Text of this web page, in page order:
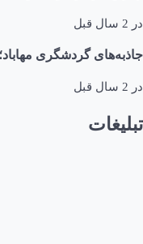
در 2 سال قبل
جاذبه‌های گردشگری مهاباد؛
در 2 سال قبل
تبلیغات